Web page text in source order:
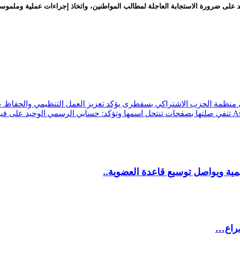
على ضرورة الاستجابة العاجلة لمطالب المواطنين، واتخاذ إجراءات عملية
الحزب الاشتراكي بسقطرى يؤكد تعزيز العمل التنظيمي والحفاظ
ويواصل توسيع قاعدة العضوية..